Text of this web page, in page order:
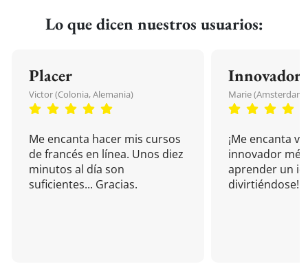
Lo que dicen nuestros usuarios:
Placer
Victor (Colonia, Alemania)
Me encanta hacer mis cursos
de francés en línea. Unos diez
minutos al día son
suficientes... Gracias.
Innovador
Marie (Amsterdam,
¡Me encanta
innovador
aprender un
divirtiéndose!